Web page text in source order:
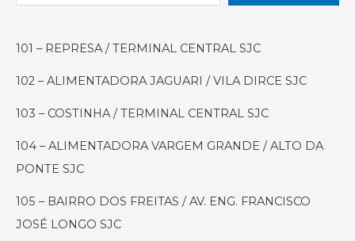
101 – REPRESA / TERMINAL CENTRAL SJC
102 – ALIMENTADORA JAGUARI / VILA DIRCE SJC
103 – COSTINHA / TERMINAL CENTRAL SJC
104 – ALIMENTADORA VARGEM GRANDE / ALTO DA
PONTE SJC
105 – BAIRRO DOS FREITAS / AV. ENG. FRANCISCO
JOSÉ LONGO SJC